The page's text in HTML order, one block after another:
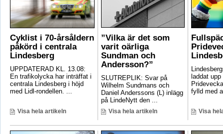
Cyklist i 70-årsåldern
påkörd i centrala
Lindesberg
UPPDATERAD KL. 13.08:
En trafikolycka har inträffat i
centrala Lindesberg i höjd
med Lidl-rondellen. ...
Visa hela artikeln
”Vilka är det som
varit oärliga
Sundman och
Andersson?”
SLUTREPLIK: Svar på
Wilhelm Sundmans och
Daniel Anderssons (L) inlägg
på LindeNytt den ...
Visa hela artikeln
laddat
fylld med
Visa